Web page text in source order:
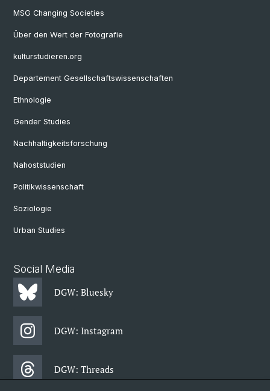
MSG Changing Societies
Über den Wert der Fotografie
kulturstudieren.org
Departement Gesellschaftswissenschaften
Ethnologie
Gender Studies
Nachhaltigkeitsforschung
Nahoststudien
Politikwissenschaft
Soziologie
Urban Studies
Social Media
DGW: Bluesky
DGW: Instagram
DGW: Threads